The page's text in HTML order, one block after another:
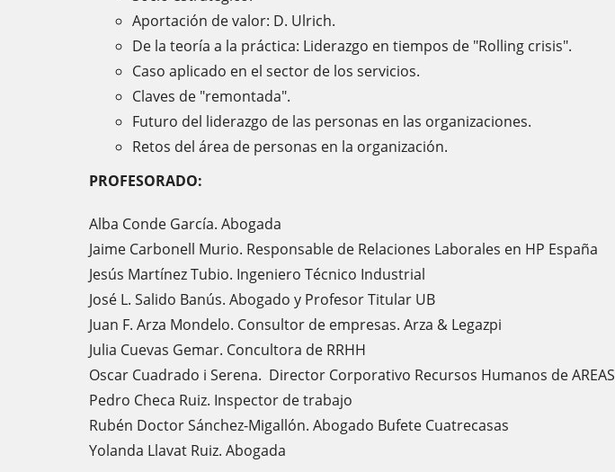
Aportación de valor: D. Ulrich.
De la teoría a la práctica: Liderazgo en tiempos de "Rolling crisis".
Caso aplicado en el sector de los servicios.
Claves de "remontada".
Futuro del liderazgo de las personas en las organizaciones.
Retos del área de personas en la organización.
PROFESORADO:
Alba Conde García. Abogada
Jaime Carbonell Murio. Responsable de Relaciones Laborales en HP España
Jesús Martínez Tubio. Ingeniero Técnico Industrial
José L. Salido Banús. Abogado y Profesor Titular UB
Juan F. Arza Mondelo. Consultor de empresas. Arza & Legazpi
Julia Cuevas Gemar. Concultora de RRHH
Oscar Cuadrado i Serena. Director Corporativo Recursos Humanos de AREAS
Pedro Checa Ruiz. Inspector de trabajo
Rubén Doctor Sánchez-Migallón. Abogado Bufete Cuatrecasas
Yolanda Llavat Ruiz. Abogada